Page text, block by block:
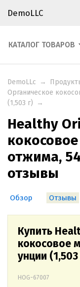
DemoLLC
КАТАЛОГ ТОВАРОВ
DemoLLc →
Органическое
(1,503 г)
→
Healthy
отжима,
отзывы
Обзор Отзывы
Купить
кокосовое
унции (1,503
HOG-67007